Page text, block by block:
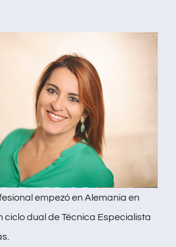
empezó en Alemania en
ciclo dual de Técnica Especialista